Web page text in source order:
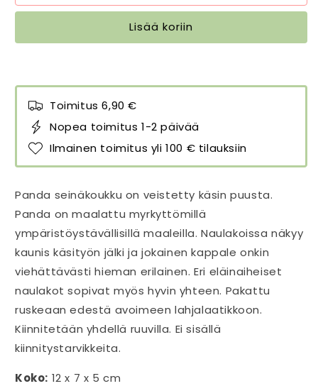
määrää
määrää
Lisää koriin
Toimitus 6,90 €
Nopea toimitus 1-2 päivää
Ilmainen toimitus yli 100 € tilauksiin
Panda seinäkoukku on veistetty käsin puusta.
Panda on maalattu myrkyttömillä
ympäristöystävällisillä maaleilla. Naulakoissa näkyy
kaunis käsityön jälki ja jokainen kappale onkin
viehättävästi hieman erilainen. Eri eläinaiheiset
naulakot sopivat myös hyvin yhteen. Pakattu
ruskeaan edestä avoimeen lahjalaatikkoon.
Kiinnitetään yhdellä ruuvilla. Ei sisällä
kiinnitystarvikkeita.
Koko: 12 x 7 x 5 cm